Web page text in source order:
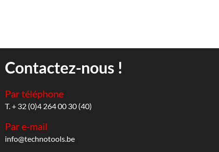
Contactez-nous !
Par téléphone
T. + 32 (0)4 264 00 30 (40)
Par e-mail
info@technotools.be